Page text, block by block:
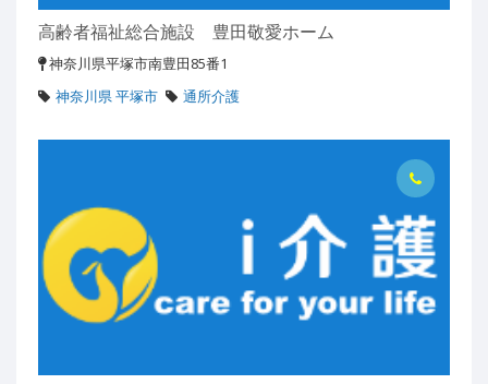
高齢者福祉総合施設 豊田敬愛ホーム
神奈川県平塚市南豊田85番1
神奈川県 平塚市
通所介護